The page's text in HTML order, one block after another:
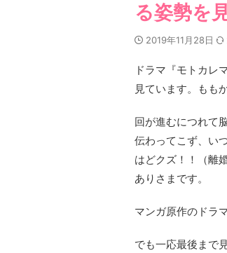
る姿勢を
2019年11月28日
ドラマ『モトカレ
見ています。もも
回が進むにつれて
伝わってこず、い
はどクズ！！（離
ありさまです。
マンガ原作のドラ
でも一応最後まで